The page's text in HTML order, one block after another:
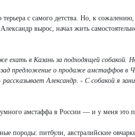
с самого детства. Но, к
вырос, начал жить
ехать в Казань за подходящей собакой.
предложение о продаже амстаффов в
Александр. - С собакой я
амстаффа в России — и у меня это
породы: питбули, австралийские